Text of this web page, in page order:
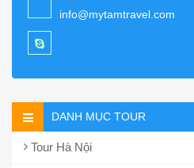
info@mytamtravel.com
DANH MỤC TOUR
Tour Hà Nội